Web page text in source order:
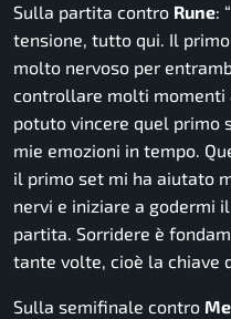
Sulla partita contro Rune: “
tensione, tutto qui. Il
molto nervoso per
controllare molti momenti
potuto vincere quel primo
mie emozioni in tempo.
il primo set mi ha aiutato
nervi e iniziare a godermi
partita. Sorridere è
tante volte, cioè la chiave
Sulla semifinale contro